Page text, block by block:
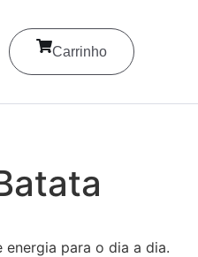
Carrinho
para o dia a dia.